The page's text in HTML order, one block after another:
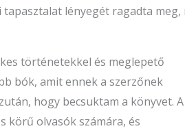
lényegét ragadta meg,
történetekkel és meglepető
bók, amit ennek a szerzőnek
hogy becsuktam a könyvet. A
körű olvasók számára, és